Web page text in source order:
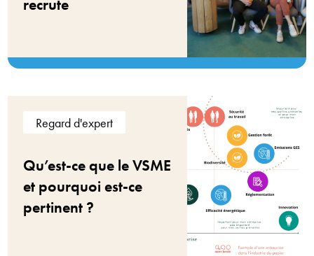
recrute
Regard d'expert
Qu’est-ce que le VSME
et pourquoi est-ce
pertinent ?